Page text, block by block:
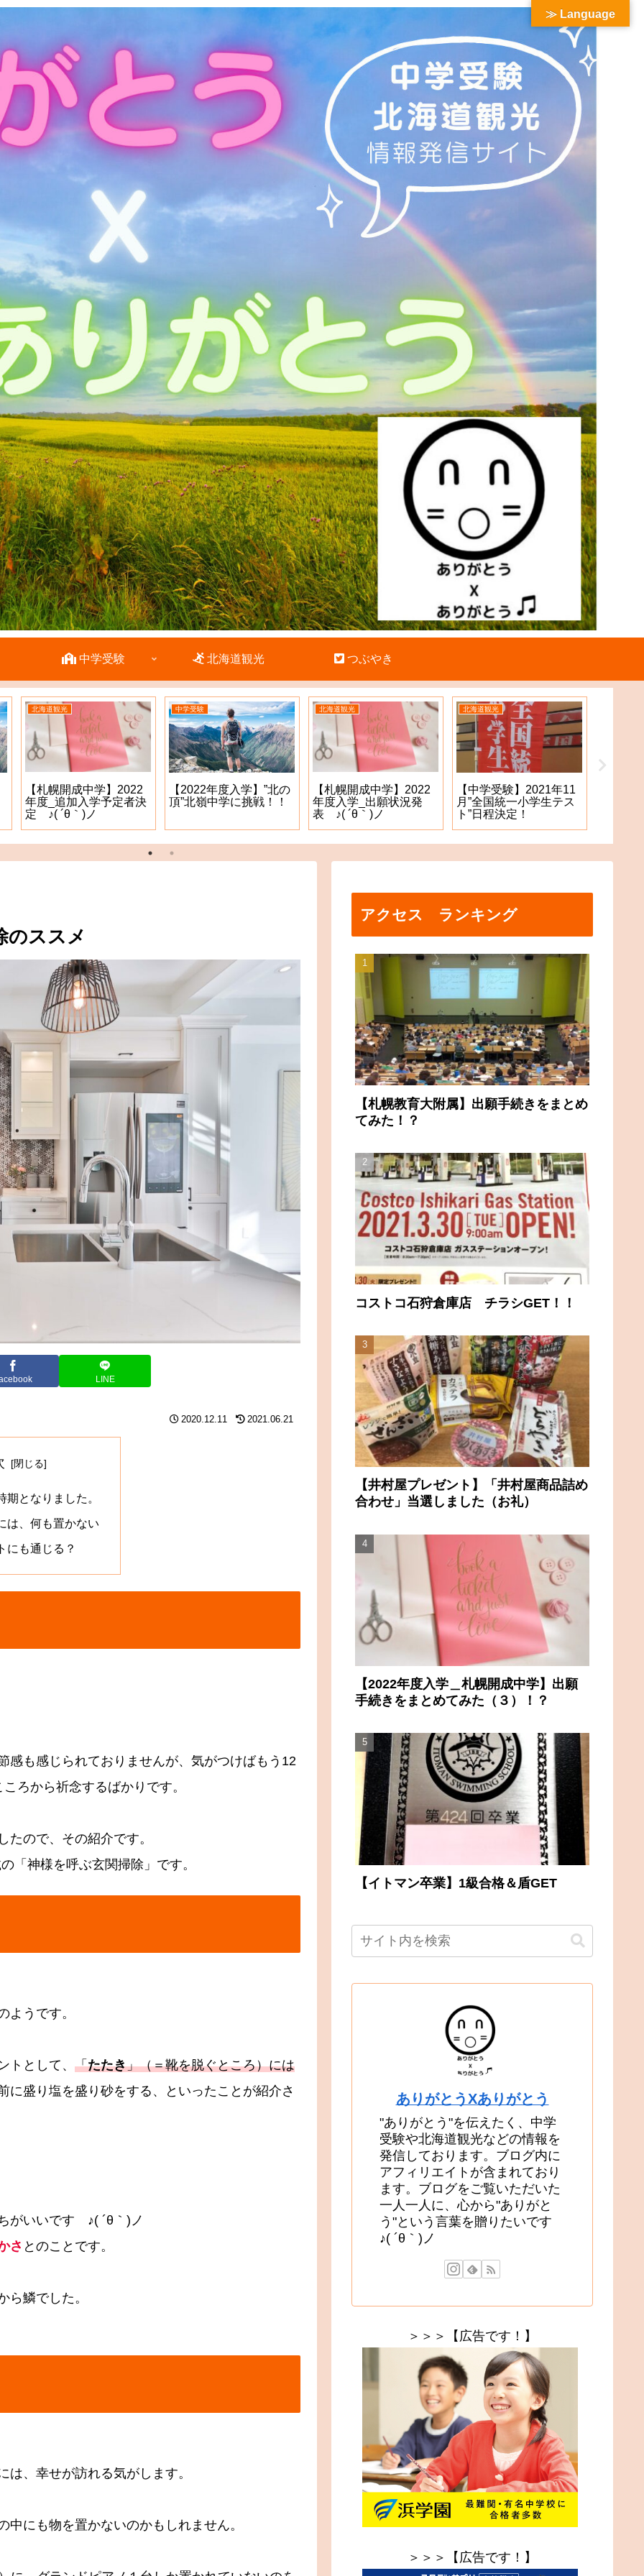
中学受験 北海道観光 つぶやき
北海道観光
【札幌開成中学】2022
年度_追加入学予定者決
定 ♪( ´θ｀)ノ
中学受験
【2022年度入学】”北の
頂”北嶺中学に挑戦！！
北海道観光
【札幌開成中学】2022
年度入学_出願状況発
表 ♪( ´θ｀)ノ
北海道観光
【中学受験】2021年11
月”全国統一小学生テス
ト”日程決定！
ススメ
LINE
2020.12.11 2021.06.21
期となりました。
は、何も置かない
にも通じる？
感も感じられておりませんが、気がつけばもう12
ろから祈念するばかりです。
ので、その紹介です。
「神様を呼ぶ玄関掃除」です。
ようです。
トとして、 「たたき」（＝靴を脱ぐところ）には
に盛り塩を盛り砂をする、といったことが紹介さ
がいいです ♪( ´θ｀)ノ
さ とのことです。
ら鱗でした。
、幸せが訪れる気がします。
にも物を置かないのかもしれません。
アクセス ランキング
【札幌教育大附属】出願手続きをまとめ
てみた！？
コストコ石狩倉庫店 チラシGET！！
【井村屋プレゼント】「井村屋商品詰め
合わせ」当選しました（お礼）
【2022年度入学＿札幌開成中学】出願
手続きをまとめてみた（３）！？
【イトマン卒業】1級合格＆盾GET
ありがとうXありがとう
"ありがとう"を伝えたく、中学
受験や北海道観光などの情報を
発信しております。ブログ内に
アフィリエイトが含まれており
ます。ブログをご覧いただいた
一人一人に、心から"ありがと
う"という言葉を贈りたいです
♪( ´θ｀)ノ
＞＞＞【広告です！】
＞＞＞【広告です！】
≫ Language